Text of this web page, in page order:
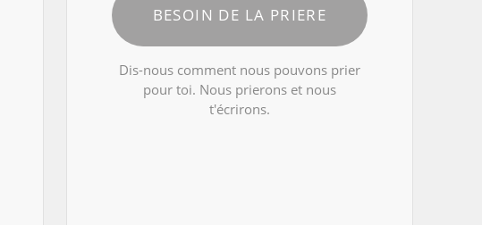
BESOIN DE LA PRIERE
Dis-nous comment nous pouvons prier
pour toi. Nous prierons et nous
t'écrirons.